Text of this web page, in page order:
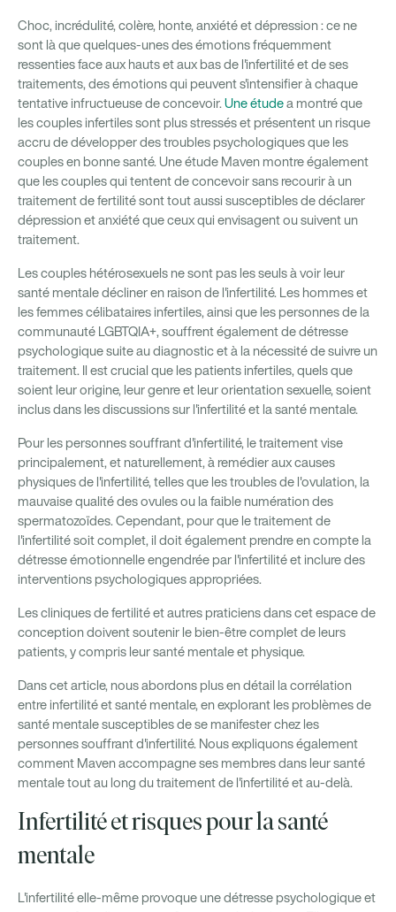
Choc, incrédulité, colère, honte, anxiété et dépression : ce ne
sont là que quelques-unes des émotions fréquemment
ressenties face aux hauts et aux bas de l'infertilité et de ses
traitements, des émotions qui peuvent s'intensifier à chaque
tentative infructueuse de concevoir. Une étudea montré que
les couples infertiles sont plus stressés et présentent un risque
accru de développer des troubles psychologiques que les
couples en bonne santé. Une étude Maven montre également
que les couples qui tentent de concevoir sans recourir à un
traitement de fertilité sont tout aussi susceptibles de déclarer
dépression et anxiété que ceux qui envisagent ou suivent un
traitement.
Les couples hétérosexuels ne sont pas les seuls à voir leur
santé mentale décliner en raison de l'infertilité. Les hommes et
les femmes célibataires infertiles, ainsi que les personnes de la
communauté LGBTQIA+, souffrent également de détresse
psychologique suite au diagnostic et à la nécessité de suivre un
traitement. Il est crucial que les patients infertiles, quels que
soient leur origine, leur genre et leur orientation sexuelle, soient
inclus dans les discussions sur l'infertilité et la santé mentale.
Pour les personnes souffrant d'infertilité, le traitement vise
principalement, et naturellement, à remédier aux causes
physiques de l'infertilité, telles que les troubles de l'ovulation, la
mauvaise qualité des ovules ou la faible numération des
spermatozoïdes. Cependant, pour que le traitement de
l'infertilité soit complet, il doit également prendre en compte la
détresse émotionnelle engendrée par l'infertilité et inclure des
interventions psychologiques appropriées.
Les cliniques de fertilité et autres praticiens dans cet espace de
conception doivent soutenir le bien-être complet de leurs
patients, y compris leur santé mentale et physique.
Dans cet article, nous abordons plus en détail la corrélation
entre infertilité et santé mentale, en explorant les problèmes de
santé mentale susceptibles de se manifester chez les
personnes souffrant d'infertilité. Nous expliquons également
comment Maven accompagne ses membres dans leur santé
mentale tout au long du traitement de l'infertilité et au-delà.
Infertilité et risques pour la santé
mentale
L'infertilité elle-même provoque une détresse psychologique et